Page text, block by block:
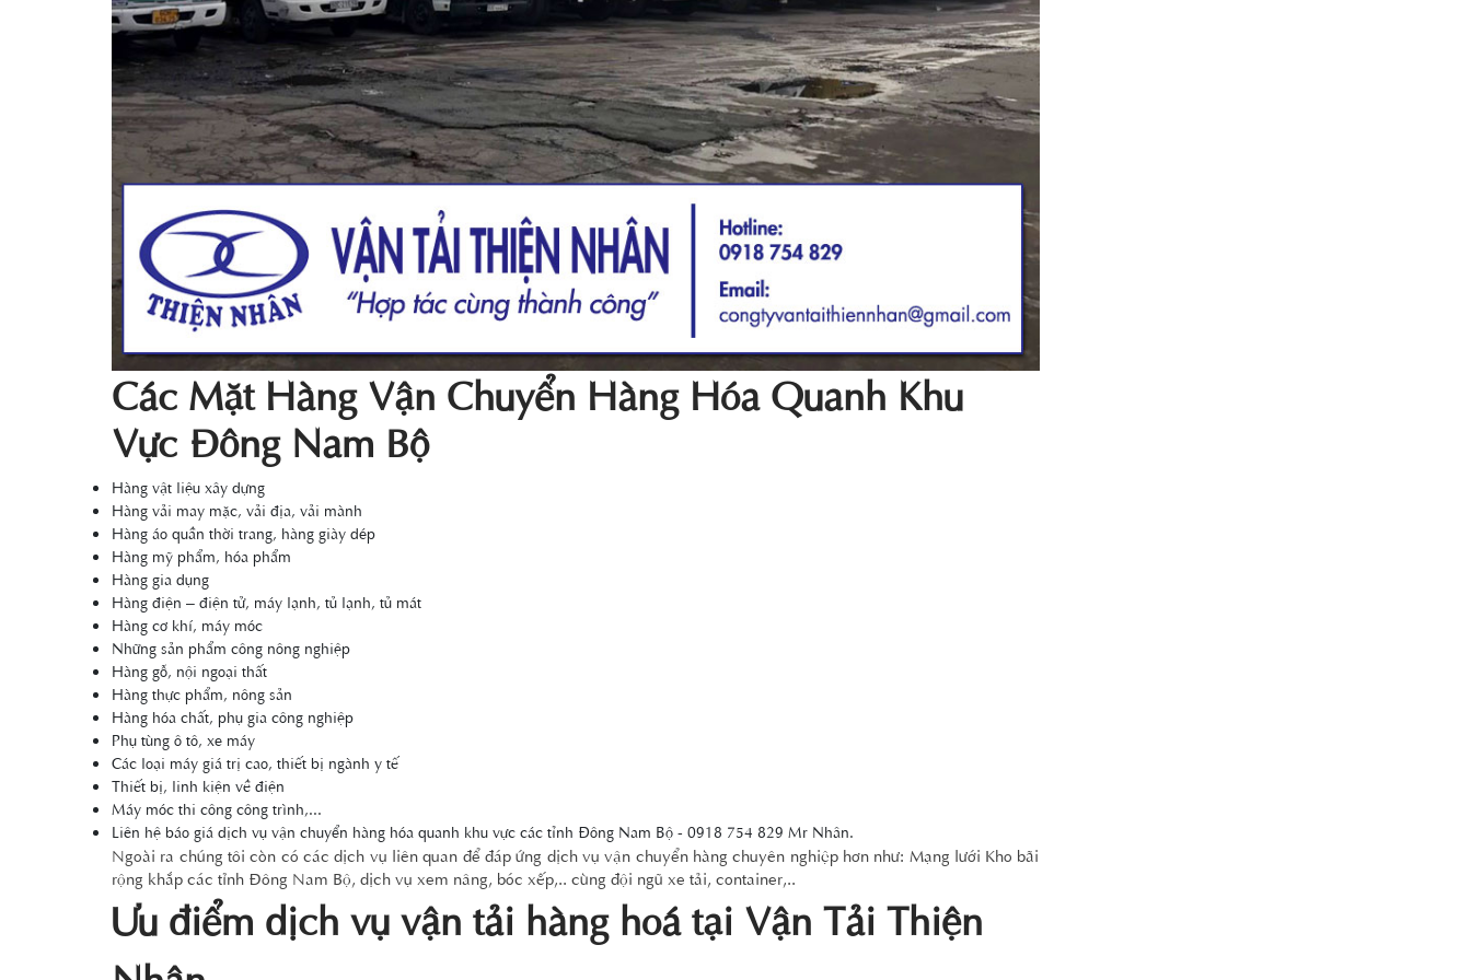
Các Mặt Hàng Vận Chuyển Hàng Hóa Quanh Khu
Vực Đông Nam Bộ
Hàng vật liệu xây dựng
Hàng vải may mặc, vải địa, vải mành
Hàng áo quần thời trang, hàng giày dép
Hàng mỹ phẩm, hóa phẩm
Hàng gia dụng
Hàng điện – điện tử, máy lạnh, tủ lạnh, tủ mát
Hàng cơ khí, máy móc
Những sản phẩm công nông nghiệp
Hàng gỗ, nội ngoại thất
Hàng thực phẩm, nông sản
Hàng hóa chất, phụ gia công nghiệp
Phụ tùng ô tô, xe máy
Các loại máy giá trị cao, thiết bị ngành y tế
Thiết bị, linh kiện về điện
Máy móc thi công công trình,...
Liên hệ báo giá dịch vụ vận chuyển hàng hóa quanh khu vực các tỉnh Đông Nam Bộ - 0918 754 829 Mr Nhân.
Ngoài ra chúng tôi còn có các dịch vụ liên quan để đáp ứng dịch vụ vận chuyển hàng chuyên nghiệp hơn như: Mạng lưới Kho bãi
rộng khắp các tỉnh Đông Nam Bộ, dịch vụ xem nâng, bóc xếp,.. cùng đội ngũ xe tải, container,..
Ưu điểm dịch vụ vận tải hàng hoá tại Vận Tải Thiện